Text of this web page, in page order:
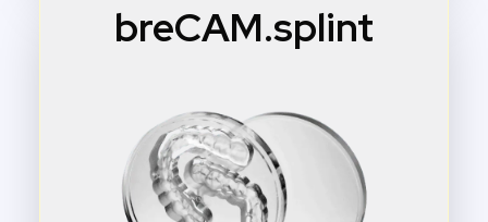
breCAM.splint